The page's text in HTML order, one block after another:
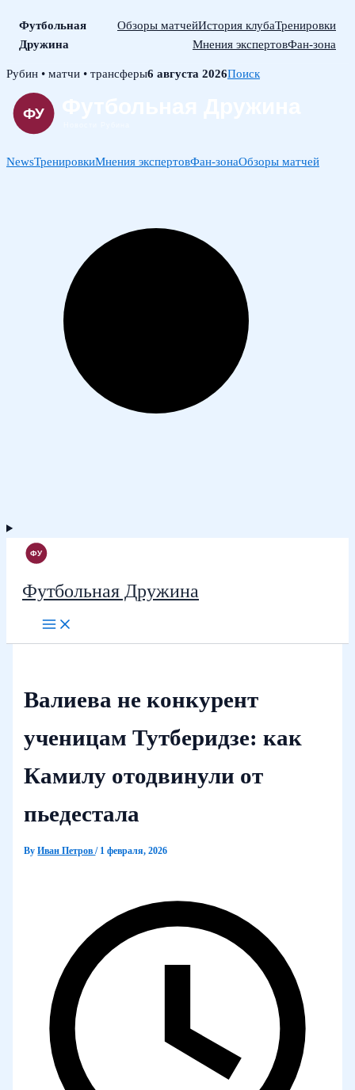
Футбольная
Дружина
Обзоры матчейИстория клубаТренировки
Мнения экспертовФан-зона
Skip
content
Рубин • матчи • трансферы6 августа 2026Поиск
NewsТренировкиМнения экспертовФан-зонаОбзоры матчей
Футбольная Дружина
Валиева не конкурент
ученицам Тутберидзе: как
Камилу отодвинули от
пьедестала
ByИван Петров/ 1 февраля, 2026